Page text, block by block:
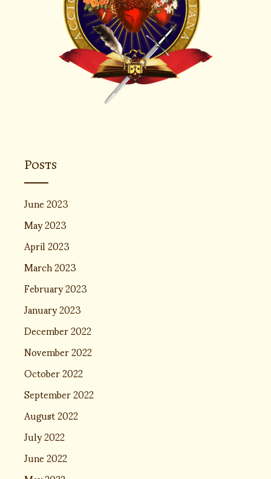
Posts
June 2023
May 2023
April 2023
March 2023
February 2023
January 2023
December 2022
November 2022
October 2022
September 2022
August 2022
July 2022
June 2022